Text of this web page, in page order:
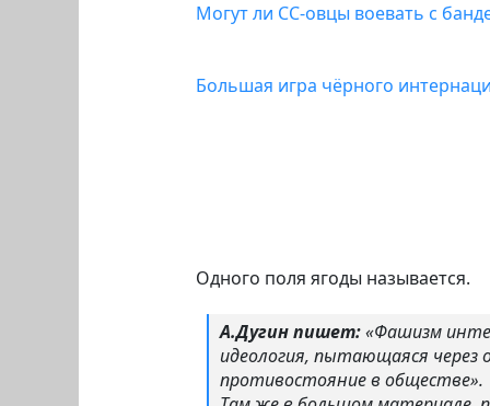
Могут ли СС-овцы воевать с
Большая игра чёрного
Одного поля ягоды называется.
А.Дугин пишет:«Фашизм
идеология, пытающаяся через
противостояние в обществе».